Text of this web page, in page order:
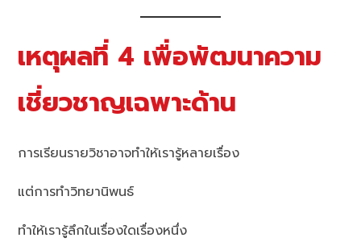
เหตุผลที่ 4 เพื่อพัฒนาความ
เชี่ยวชาญเฉพาะด้าน
การเรียนรายวิชาอาจทำให้เรารู้หลายเรื่อง
แต่การทำวิทยานิพนธ์
ทำให้เรารู้ลึกในเรื่องใดเรื่องหนึ่ง